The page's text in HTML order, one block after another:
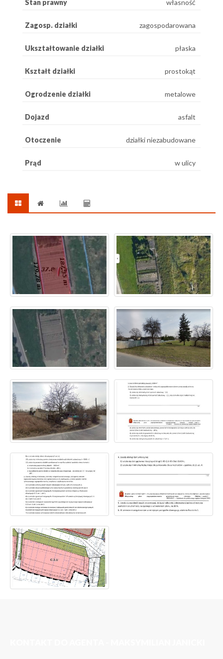
Stan prawny własność
Zagosp. działki zagospodarowana
Ukształtowanie działki płaska
Kształt działki prostokąt
Ogrodzenie działki metalowe
Dojazd asfalt
Otoczenie działki niezabudowane
Prąd w ulicy